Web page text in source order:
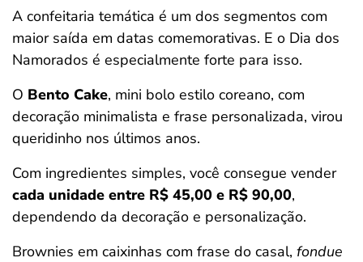
A confeitaria temática é um dos segmentos com
maior saída em datas comemorativas. E o Dia dos
Namorados é especialmente forte para isso.
O Bento Cake, mini bolo estilo coreano, com
decoração minimalista e frase personalizada, virou
queridinho nos últimos anos.
Com ingredientes simples, você consegue vender
cada unidade entre R$ 45,00 e R$ 90,00,
dependendo da decoração e personalização.
Brownies em caixinhas com frase do casal, fondue